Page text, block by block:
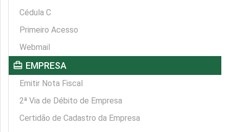
Cédula C
Primeiro Acesso
Webmail
card_travel EMPRESA
Emitir Nota Fiscal
2ª Via de Débito de Empresa
Certidão de Cadastro da Empresa